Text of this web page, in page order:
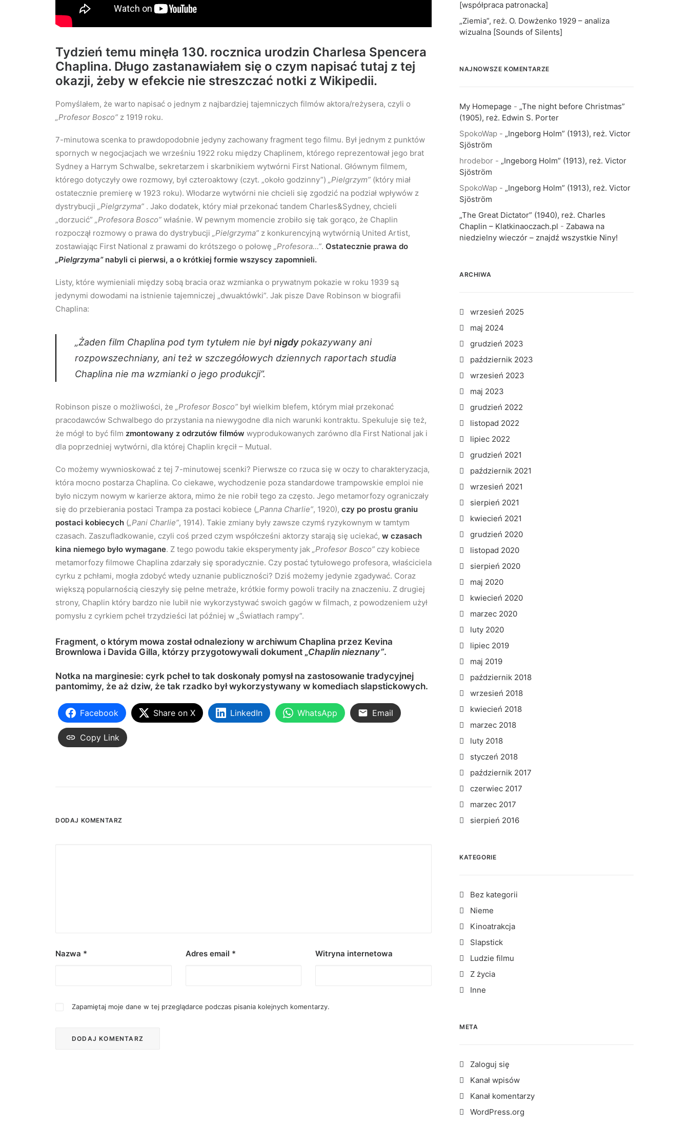
Tydzień temu minęła 130. rocznica urodzin Charlesa Spencera
Chaplina. Długo zastanawiałem się o czym napisać tutaj z tej
okazji, żeby w efekcie nie streszczać notki z Wikipedii.
Pomyślałem, że warto napisać o jednym z najbardziej tajemniczych filmów aktora/reżysera, czyli o
„Profesor Bosco” z 1919 roku.
7-minutowa scenka to prawdopodobnie jedyny zachowany fragment tego filmu. Był jednym z punktów
spornych w negocjacjach we wrześniu 1922 roku między Chaplinem, którego reprezentował jego brat
Sydney a Harrym Schwalbe, sekretarzem i skarbnikiem wytwórni First National. Głównym filmem,
którego dotyczyły owe rozmowy, był czteroaktowy (czyt. „około godzinny”) „Pielgrzym” (który miał
ostatecznie premierę w 1923 roku). Włodarze wytwórni nie chcieli się zgodzić na podział wpływów z
dystrybucji „Pielgrzyma” . Jako dodatek, który miał przekonać tandem Charles&Sydney, chcieli
„dorzucić” „Profesora Bosco” właśnie. W pewnym momencie zrobiło się tak gorąco, że Chaplin
rozpoczął rozmowy o prawa do dystrybucji „Pielgrzyma” z konkurencyjną wytwórnią United Artist,
zostawiając First National z prawami do krótszego o połowę „Profesora…”. Ostatecznie prawa do
„Pielgrzyma” nabyli ci pierwsi, a o krótkiej formie wszyscy zapomnieli.
Listy, które wymieniali między sobą bracia oraz wzmianka o prywatnym pokazie w roku 1939 są
jedynymi dowodami na istnienie tajemniczej „dwuaktówki”. Jak pisze Dave Robinson w biografii
Chaplina:
„Żaden film Chaplina pod tym tytułem nie byłnigdypokazywany ani
rozpowszechniany, ani też w szczegółowych dziennych raportach studia
Chaplina nie ma wzmianki o jego produkcji”.
Robinson pisze o możliwości, że „Profesor Bosco” był wielkim blefem, którym miał przekonać
pracodawców Schwalbego do przystania na niewygodne dla nich warunki kontraktu. Spekuluje się też,
że mógł to być film zmontowany z odrzutów filmów wyprodukowanych zarówno dla First National jak i
dla poprzedniej wytwórni, dla której Chaplin kręcił – Mutual.
Co możemy wywnioskować z tej 7-minutowej scenki? Pierwsze co rzuca się w oczy to charakteryzacja,
która mocno postarza Chaplina. Co ciekawe, wychodzenie poza standardowe trampowskie emploi nie
było niczym nowym w karierze aktora, mimo że nie robił tego za często. Jego metamorfozy ograniczały
się do przebierania postaci Trampa za postaci kobiece („Panna Charlie”, 1920), czy po prostu graniu
postaci kobiecych („Pani Charlie”, 1914). Takie zmiany były zawsze czymś ryzykownym w tamtym
czasach. Zaszufladkowanie, czyli coś przed czym współcześni aktorzy starają się uciekać, w czasach
kina niemego było wymagane. Z tego powodu takie eksperymenty jak „Profesor Bosco” czy kobiece
metamorfozy filmowe Chaplina zdarzały się sporadycznie. Czy postać tytułowego profesora, właściciela
cyrku z pchłami, mogła zdobyć wtedy uznanie publiczności? Dziś możemy jedynie zgadywać. Coraz
większą popularnością cieszyły się pełne metraże, krótkie formy powoli traciły na znaczeniu. Z drugiej
strony, Chaplin który bardzo nie lubił nie wykorzystywać swoich gagów w filmach, z powodzeniem użył
pomysłu z cyrkiem pcheł trzydzieści lat później w „Światłach rampy”.
Fragment, o którym mowa został odnaleziony w archiwum Chaplina przez Kevina
Brownlowa i Davida Gilla, którzy przygotowywali dokument „Chaplin nieznany”.
Notka na marginesie: cyrk pcheł to tak doskonały pomysł na zastosowanie tradycyjnej
pantomimy, że aż dziw, że tak rzadko był wykorzystywany w komediach slapstickowych.
Facebook Share on X LinkedIn WhatsApp Email
Copy Link
DODAJ KOMENTARZ
Nazwa * Adres email * Witryna internetowa
Zapamiętaj moje dane w tej przeglądarce podczas pisania kolejnych komentarzy.
[współpraca patronacka]
„Ziemia”, reż. O. Dowżenko 1929 – analiza
wizualna [Sounds of Silents]
NAJNOWSZE KOMENTARZE
My Homepage - „The night before Christmas”
(1905), reż. Edwin S. Porter
SpokoWap - „Ingeborg Holm” (1913), reż. Victor
Sjöström
hrodebor - „Ingeborg Holm” (1913), reż. Victor
Sjöström
SpokoWap - „Ingeborg Holm” (1913), reż. Victor
Sjöström
„The Great Dictator” (1940), reż. Charles
Chaplin – Klatkinaoczach.pl - Zabawa na
niedzielny wieczór – znajdź wszystkie Niny!
ARCHIWA
wrzesień 2025
maj 2024
grudzień 2023
październik 2023
wrzesień 2023
maj 2023
grudzień 2022
listopad 2022
lipiec 2022
grudzień 2021
październik 2021
wrzesień 2021
sierpień 2021
kwiecień 2021
grudzień 2020
listopad 2020
sierpień 2020
maj 2020
kwiecień 2020
marzec 2020
luty 2020
lipiec 2019
maj 2019
październik 2018
wrzesień 2018
kwiecień 2018
marzec 2018
luty 2018
styczeń 2018
październik 2017
czerwiec 2017
marzec 2017
sierpień 2016
KATEGORIE
Bez kategorii
Nieme
Kinoatrakcja
Slapstick
Ludzie filmu
Z życia
Inne
META
Zaloguj się
Kanał wpisów
Kanał komentarzy
WordPress.org